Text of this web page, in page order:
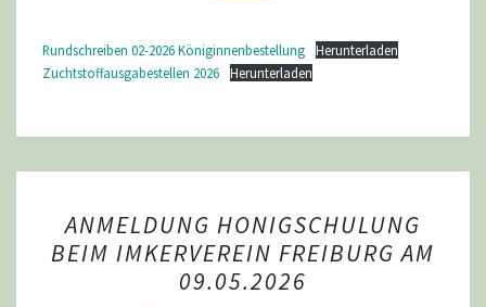
UND
ZUCHSTOFF
–
Rundschreiben 02-2026 Königinnenbestellung
Herunterladen
Zuchtstoffausgabestellen 2026
Herunterladen
HONIGSCHULUNG
BEIM
IMKERVEREIN
ANMELDUNG HONIGSCHULUNG
BEIM IMKERVEREIN FREIBURG AM
09.05.2026